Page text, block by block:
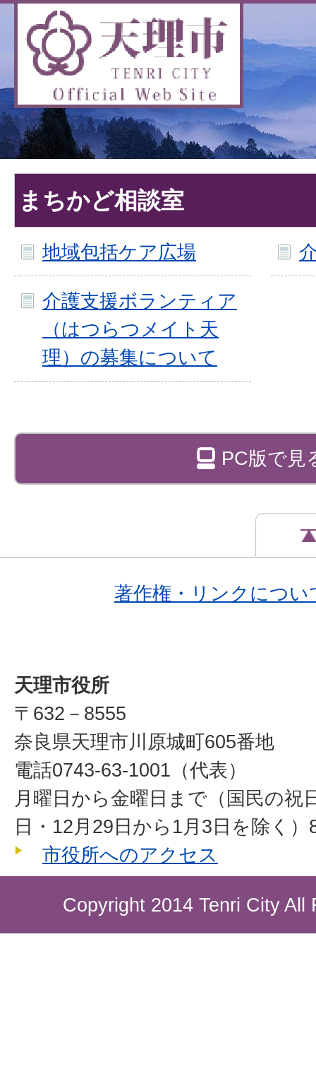
まちかど相談室
地域包括ケア広場
介護支援ボランティア
（はつらつメイト天
理）の募集について
PC版で見
著作権・リンクについ
天理市役所
〒632－8555
奈良県天理市川原城町605番地
電話0743-63-1001（代表）
月曜日から金曜日まで（国民の祝
日・12月29日から1月3日を除く
市役所へのアクセス
Copyright 2014 Tenri City All